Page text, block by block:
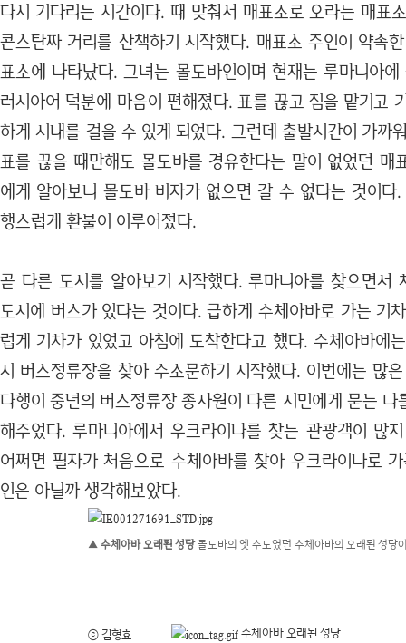
다시 기다리는 시간이다. 때 맞춰서 매표소로 오라는 매표
콘스탄짜 거리를 산책하기 시작했다. 매표소 주인이 약속
표소에 나타났다. 그녀는 몰도바인이며 현재는 루마니아
러시아어 덕분에 마음이 편해졌다. 표를 끊고 짐을 맡기고
하게 시내를 걸을 수 있게 되었다. 그런데 출발시간이 가까
표를 끊을 때만해도 몰도바를 경유한다는 말이 없었던 매
에게 알아보니 몰도바 비자가 없으면 갈 수 없다는 것이다
행스럽게 환불이 이루어졌다.
곧 다른 도시를 알아보기 시작했다. 루마니아를 찾으면서
도시에 버스가 있다는 것이다. 급하게 수체아바로 가는 기
럽게 기차가 있었고 아침에 도착한다고 했다. 수체아바에
시 버스정류장을 찾아 수소문하기 시작했다. 이번에는 많
다행이 중년의 버스정류장 종사원이 다른 시민에게 묻는
해주었다. 루마니아에서 우크라이나를 찾는 관광객이 많
어쩌면 필자가 처음으로 수체아바를 찾아 우크라이나로
인은 아닐까 생각해보았다.
▲ 수체아바 오래된 성당몰도바의 옛 수도였던 수체아바의 오래된 성당
ⓒ 김형효 수체아바 오래된 성당